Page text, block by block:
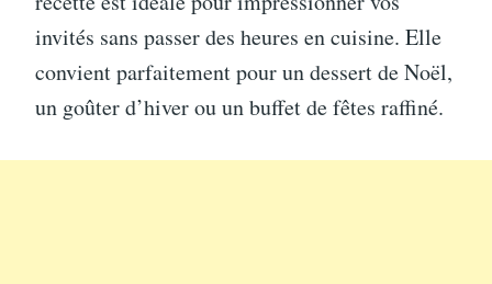
invités sans passer des heures en cuisine. Elle
convient parfaitement pour un dessert de Noël,
un goûter d’hiver ou un buffet de fêtes raffiné.